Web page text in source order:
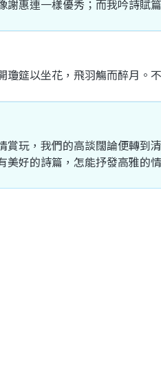
謝惠連一樣優秀 ；而我吟詩賦篇
瓊筵以坐花 ，飛羽觴而醉月 。
賞玩 ，我們的高談闊論便轉到
美好的詩篇 ， 怎能抒發高雅的